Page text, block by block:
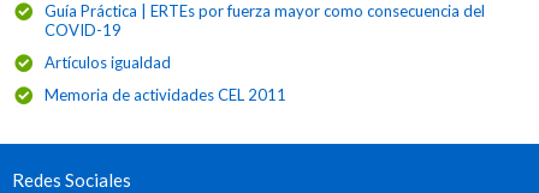
Guía Práctica | ERTEs por fuerza mayor como consecuencia del
COVID-19
Artículos igualdad
Memoria de actividades CEL 2011
Redes Sociales